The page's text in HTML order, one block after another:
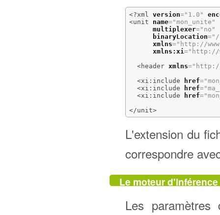
<?xml version="1.0"
<unit
name="mon_unite"
multiplexer="no"
binaryLocation=
xmlns="http://
xmlns:xi ="http://
<header xmlns="http://
<xi:include
href=
<xi:include
href=
<xi:include
href=
</unit>
L'extension du
correspondre
Le moteur d'inférence
Les